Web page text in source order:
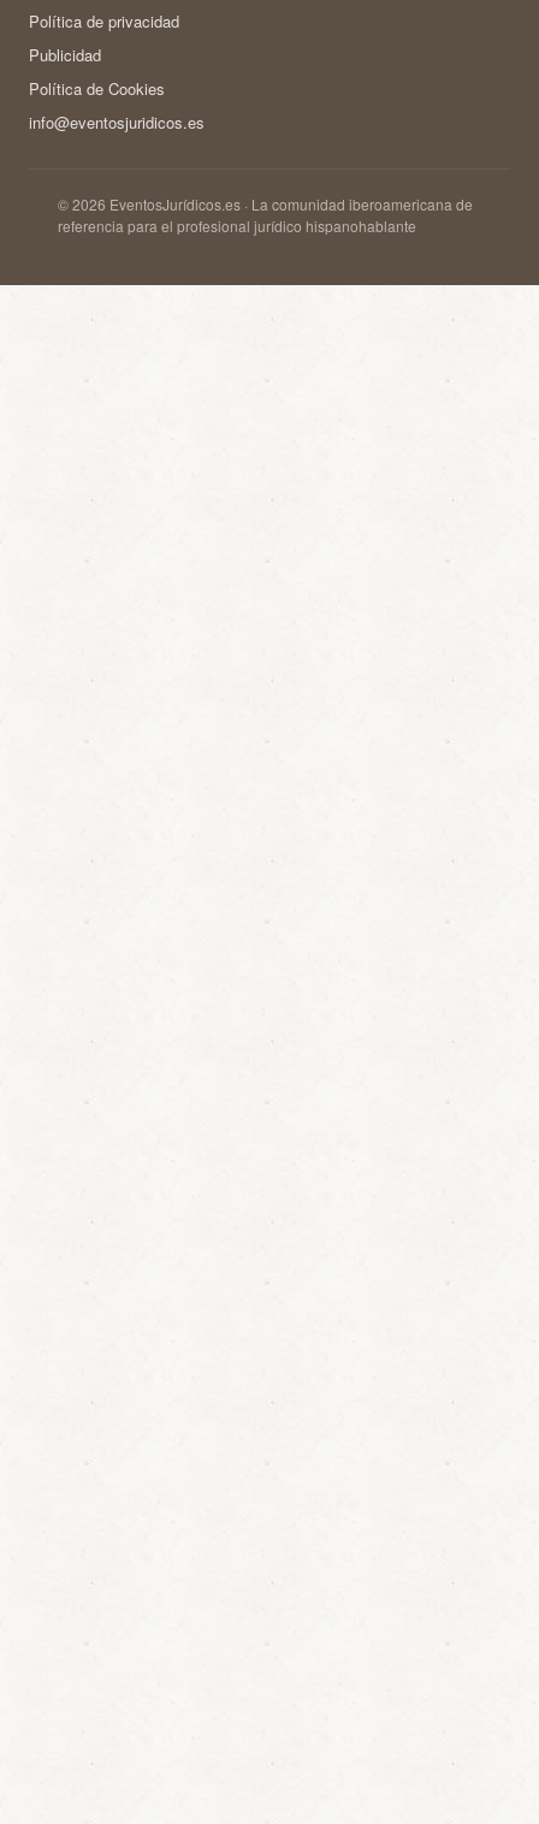
Política de privacidad
Publicidad
Política de Cookies
info@eventosjuridicos.es
© 2026 EventosJurídicos.es · La comunidad iberoamericana de
referencia para el profesional jurídico hispanohablante